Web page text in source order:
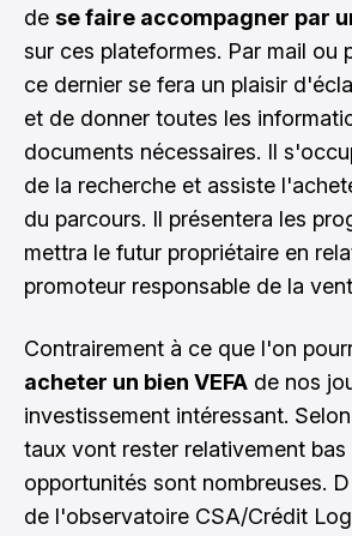
de se faire accompagner par
sur ces plateformes. Par mail ou
ce dernier se fera un plaisir
et de donner toutes les
documents nécessaires. Il
de la recherche et assiste
du parcours. Il présentera les
mettra le futur propriétaire en
promoteur responsable de la
Contrairement à ce que l'on
acheter un bien VEFA de nos
investissement intéressant.
taux vont rester relativement bas
opportunités sont nombreuses.
de l'observatoire CSA/Crédit